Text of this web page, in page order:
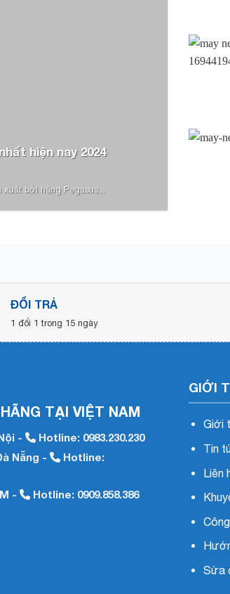
hiện nay 2024
bởi hãng Pegasus...
ĐỔI TRẢ
1 đổi 1 trong 15 ngày
TẠI VIỆT NAM
- Hotline: 0983.230.230
Nẵng -
Hotline:
-
Hotline: 0909.858.386
GIỚI
Giới
Tin
Liên
Sửa